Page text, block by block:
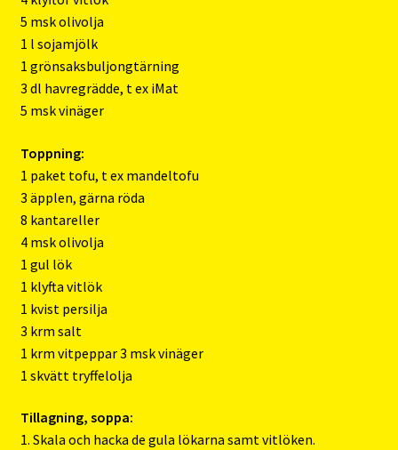
5 msk olivolja
1 l sojamjölk
1 grönsaksbuljongtärning
3 dl havregrädde, t ex iMat
5 msk vinäger
Toppning:
1 paket tofu, t ex mandeltofu
3 äpplen, gärna röda
8 kantareller
4 msk olivolja
1 gul lök
1 klyfta vitlök
1 kvist persilja
3 krm salt
1 krm vitpeppar 3 msk vinäger
1 skvätt tryffelolja
Tillagning, soppa:
1. Skala och hacka de gula lökarna samt vitlöken.